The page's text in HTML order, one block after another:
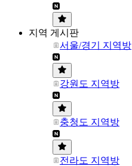
지역 게시판
서울/경기 지역방
강원도 지역방
충청도 지역방
전라도 지역방